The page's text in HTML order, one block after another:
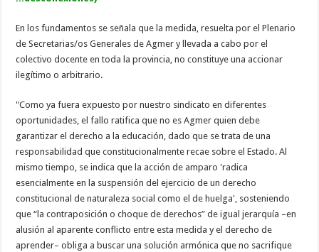
En los fundamentos se señala que la medida, resuelta por el Plenario
de Secretarias/os Generales de Agmer y llevada a cabo por el
colectivo docente en toda la provincia, no constituye una accionar
ilegítimo o arbitrario.
"Como ya fuera expuesto por nuestro sindicato en diferentes
oportunidades, el fallo ratifica que no es Agmer quien debe
garantizar el derecho a la educación, dado que se trata de una
responsabilidad que constitucionalmente recae sobre el Estado. Al
mismo tiempo, se indica que la acción de amparo 'radica
esencialmente en la suspensión del ejercicio de un derecho
constitucional de naturaleza social como el de huelga', sosteniendo
que “la contraposición o choque de derechos” de igual jerarquía –en
alusión al aparente conflicto entre esta medida y el derecho de
aprender– obliga a buscar una solución armónica que no sacrifique